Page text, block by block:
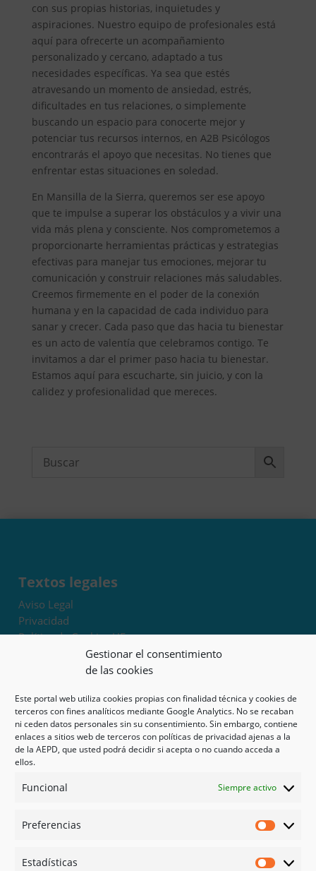
Gestionar el consentimiento
de las cookies
Este portal web utiliza cookies propias con finalidad técnica y cookies de
terceros con fines analíticos mediante Google Analytics. No se recaban
ni ceden datos personales sin su consentimiento. Sin embargo, contiene
enlaces a sitios web de terceros con políticas de privacidad ajenas a la
de la AEPD, que usted podrá decidir si acepta o no cuando acceda a
ellos.
Funcional Siempre activo
Preferencias
Estadísticas
con sus propias historias, inquietudes y
aspiraciones. Nuestro equipo de profesionales está
aquí para ofrecerte un acompañamiento
personalizado y cercano, adaptado a tus
necesidades específicas. Ya sea que estés
atravesando un momento de ansiedad, estrés,
dificultades en tus relaciones, o simplemente
buscando un espacio para conocerte mejor y
potenciar tus recursos internos, en A2B Psicólogos
encontrarás el apoyo que necesitas. No tienes que
enfrentar estas situaciones en soledad.
En Mansilla de la Sierra, queremos ser ese apoyo
que te impulse a superar los obstáculos y a vivir una
vida más plena y consciente. Nos comprometemos a
proporcionarte herramientas prácticas y estrategias
efectivas para manejar tus emociones, mejorar tu
comunicación y construir relaciones más saludables.
Creemos firmemente en el poder de la conexión
humana y en la capacidad de cada individuo para
sanar y crecer. Cada paso que das hacia tu bienestar
es un acto de valentía que celebramos contigo. Te
invitamos a dar el primer paso hacia tu bienestar.
Estamos aquí para escucharte, sin juicio, y con la
calidez y profesionalidad que mereces.
Textos legales
Aviso Legal
Privacidad
Política de Cookies UE
Términos y condiciones
Exoneración de responsabilidad
Mapa del sitio
Mi cuenta
Tienda
Psicología en Murcia
Guías
Redes sociales
Instagram